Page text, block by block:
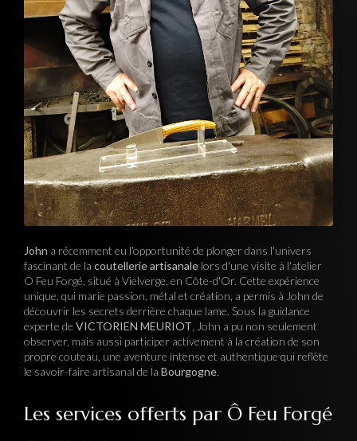
John a récemment eu l'opportunité de plonger dans l'univers
fascinant de la coutellerie artisanale lors d'une visite à l'atelier
Ô Feu Forgé, situé à Vielverge, en Côte-d'Or. Cette expérience
unique, qui marie passion, métal et création, a permis à John de
découvrir les secrets derrière chaque lame. Sous la guidance
experte de VICTORIEN MEURIOT , John a pu non seulement
observer, mais aussi participer activement à la création de son
propre couteau, une aventure intense et authentique qui reflète
le savoir-faire artisanal de la Bourgogne.
Les services offerts par Ô Feu Forgé